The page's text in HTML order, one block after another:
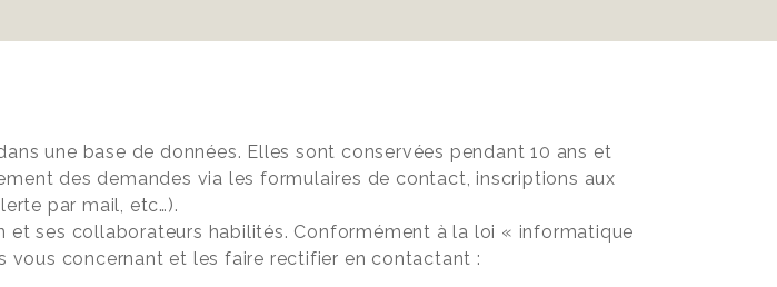
une base de données. Elles sont conservées pendant 10 ans et
des demandes via les formulaires de contact, inscriptions aux
par mail, etc…).
ses collaborateurs habilités. Conformément à la loi « informatique
vous concernant et les faire rectifier en contactant :